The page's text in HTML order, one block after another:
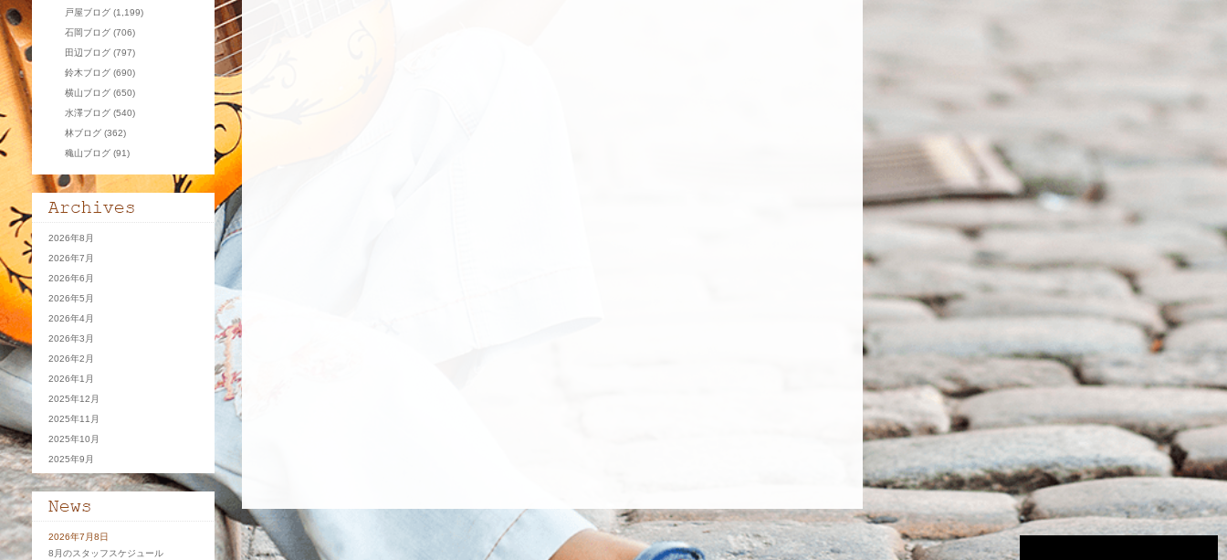
戸屋ブログ (1,199)
石岡ブログ (706)
田辺ブログ (797)
鈴木ブログ (690)
横山ブログ (650)
水澤ブログ (540)
林ブログ (362)
穐山ブログ (91)
2026年8月
2026年7月
2026年6月
2026年5月
2026年4月
2026年3月
2026年2月
2026年1月
2025年12月
2025年11月
2025年10月
2025年9月
2026年7月8日
8月のスタッフスケジュール